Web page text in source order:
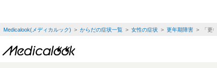
Medicalook(メディカルック) > からだの症状一覧> 女性の症状> 更年期障害> 「更年